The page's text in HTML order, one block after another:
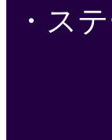
・ス